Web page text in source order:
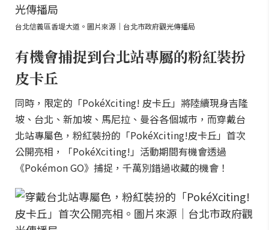
台北信義區香堤大道。圖片來源｜台北市政府觀光傳播局
有機會捕捉到台北站專屬的粉紅裝扮
皮卡丘
同時，限定的「PokéXciting! 皮卡丘」將陸續現身吉隆
坡、台北、新加坡、馬尼拉、曼谷各個城市，而穿戴台
北站專屬色，粉紅裝扮的「PokéXciting!皮卡丘」首次
公開亮相，「PokéXciting!」活動期間有機會透過
《Pokémon GO》捕捉，千萬別錯過收藏的機會！